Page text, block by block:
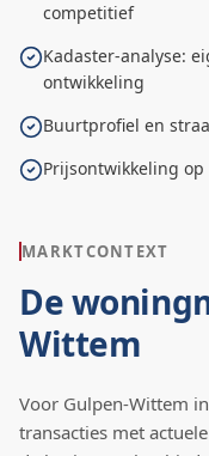
competitief
Kadaster-analyse:
ontwikkeling
Buurtprofiel en
Prijsontwikkeling
MARKTCONTEXT
De
Wittem
Voor Gulpen-Wittem in
transacties met